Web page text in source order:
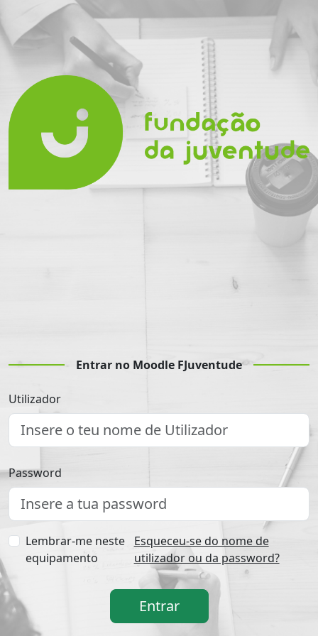
Entrar no Moodle FJuventude
Utilizador
Password
Lembrar-me neste
equipamento
Esqueceu-se do nome de
utilizador ou da password?
Entrar